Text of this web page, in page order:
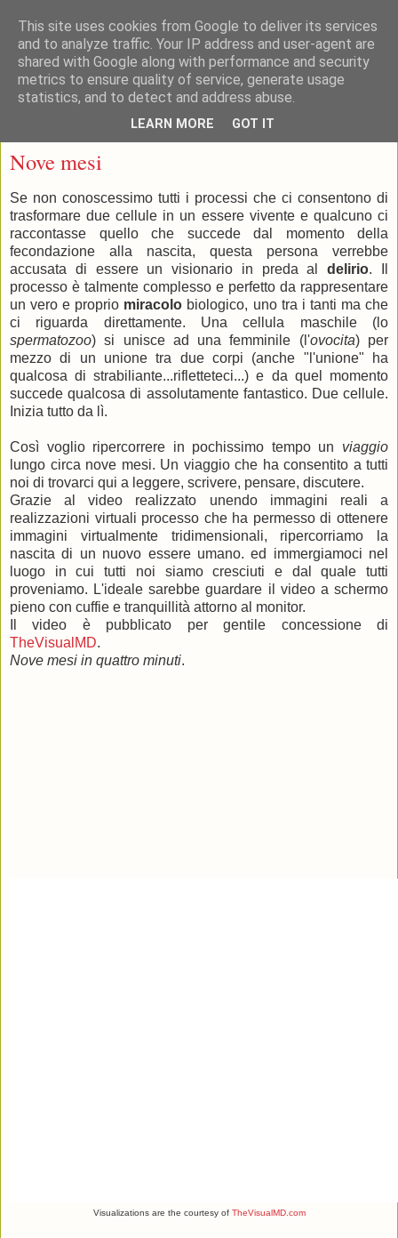
Nove mesi
Se non conoscessimo tutti i processi che ci consentono di
trasformare due cellule in un essere vivente e qualcuno ci
raccontasse quello che succede dal momento della
fecondazione alla nascita, questa persona verrebbe
accusata di essere un visionario in preda aldelirio. Il
processo è talmente complesso e perfetto da rappresentare
un vero e proprio miracolo biologico, uno tra i tanti ma che
ci riguarda direttamente. Una cellula maschile (lo
spermatozoo) si unisce ad una femminile (l'ovocita) per
mezzo di un unione tra due corpi (anche "l'unione" ha
qualcosa di strabiliante...rifletteteci...) e da quel momento
succede qualcosa di assolutamente fantastico. Due cellule.
Inizia tutto da lì.
Così voglio ripercorrere in pochissimo tempo un viaggio
lungo circa nove mesi. Un viaggio che ha consentito a tutti
noi di trovarci qui a leggere, scrivere, pensare, discutere.
Grazie al video realizzato unendo immagini reali a
realizzazioni virtuali processo che ha permesso di ottenere
immagini virtualmente tridimensionali, ripercorriamo la
nascita di un nuovo essere umano. ed immergiamoci nel
luogo in cui tutti noi siamo cresciuti e dal quale tutti
proveniamo. L'ideale sarebbe guardare il video a schermo
pieno con cuffie e tranquillità attorno al monitor.
Il video è pubblicato per gentile concessione di
TheVisualMD.
Nove mesi in quattro minuti.
Visualizations are the courtesy of TheVisualMD.com
This site uses cookies from Google to deliver its services
and to analyze traffic. Your IP address and user-agent are
shared with Google along with performance and security
metrics to ensure quality of service, generate usage
statistics, and to detect and address abuse.
LEARN MORE GOT IT